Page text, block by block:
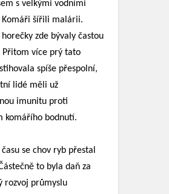
s velkými vodními
Komáři šířili malárii.
zde bývaly častou
Přitom více prý tato
spíše přespolní,
lidé měli už
imunitu proti
komářího bodnutí.
se chov ryb přestal
to byla daň za
rozvoj průmyslu